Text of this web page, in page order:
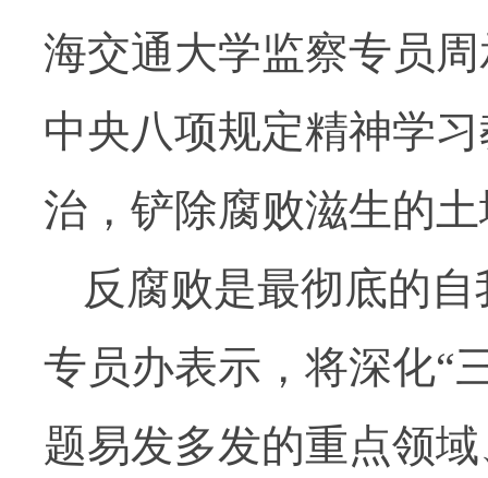
海交通大学监察专员
中央八项规定精神学
治，铲除腐败滋生的
反腐败是最彻底的
专员办表示，将深化“
题易发多发的重点领